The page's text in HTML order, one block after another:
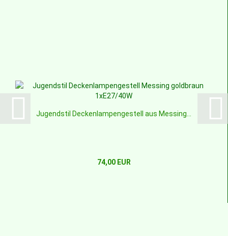
Jugendstil Deckenlampengestell aus Messing...
74,00 EUR